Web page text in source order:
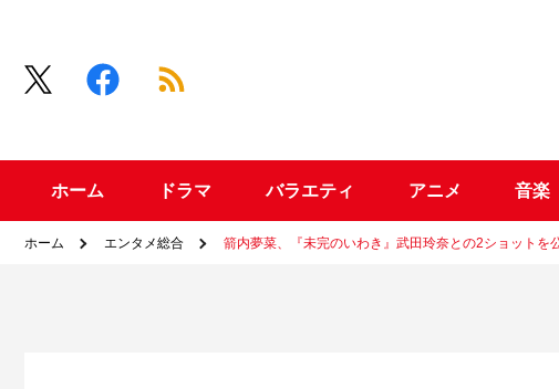
ホーム ドラマ バラエティ アニメ 音楽
ホーム エンタメ総合 箭内夢菜、『未完のいわき』武田玲奈との2ショットを